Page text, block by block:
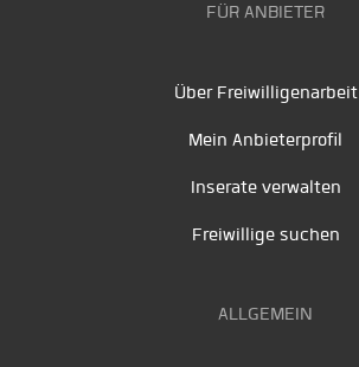
FÜR ANBIETER
Über Freiwilligenarbeit
Mein Anbieterprofil
Inserate verwalten
Freiwillige suchen
ALLGEMEIN